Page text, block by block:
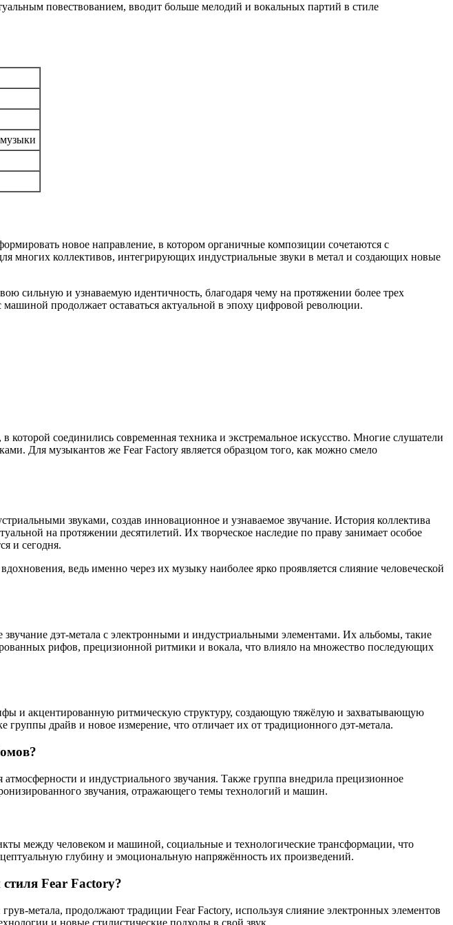
повествованием, вводит больше мелодий и вокальных партий в стиле
новое направление, в котором органичные композиции сочетаются с
многих коллективов, интегрирующих индустриальные звуки в метал и создающих новые
сильную и узнаваемую идентичность, благодаря чему на протяжении более трех
продолжает оставаться актуальной в эпоху цифровой революции.
соединились современная техника и экстремальное искусство. Многие слушатели
Для музыкантов же Fear Factory является образцом того, как можно смело
звуками, создав инновационное и узнаваемое звучание. История коллектива
на протяжении десятилетий. Их творческое наследие по праву занимает особое
и сегодня.
ведь именно через их музыку наиболее ярко проявляется слияние человеческой
звучание дэт-метала с электронными и индустриальными элементами. Их альбомы, такие
рифов, прецизионной ритмики и вокала, что влияло на множество последующих
и акцентированную ритмическую структуру, создающую тяжёлую и захватывающую
драйв и новое измерение, что отличает их от традиционного дэт-метала.
и индустриального звучания. Также группа внедрила прецизионное
звучания, отражающего темы технологий и машин.
между человеком и машиной, социальные и технологические трансформации, что
глубину и эмоциональную напряжённость их произведений.
Fear Factory?
метала, продолжают традиции Fear Factory, используя слияние электронных элементов
и новые стилистические подходы в свой звук.